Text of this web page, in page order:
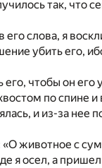
так, что
слова, я
убить его,
чтобы он его
по спине
и из-за нее
«О животное с
я осел, а